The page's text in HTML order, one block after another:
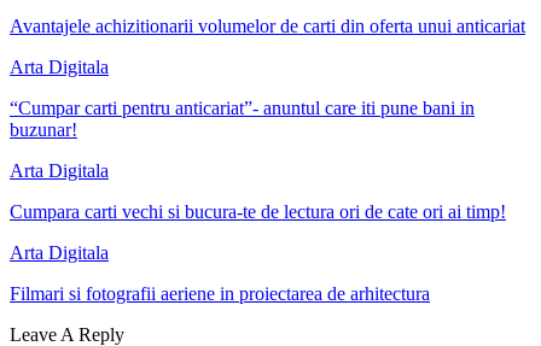
Avantajele achizitionarii volumelor de carti din oferta unui anticariat
Arta Digitala
“Cumpar carti pentru anticariat”- anuntul care iti pune bani in
buzunar!
Arta Digitala
Cumpara carti vechi si bucura-te de lectura ori de cate ori ai timp!
Arta Digitala
Filmari si fotografii aeriene in proiectarea de arhitectura
Leave A Reply